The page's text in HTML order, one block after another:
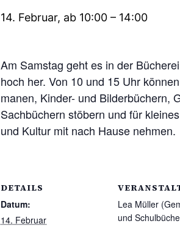
14. Februar, ab 10:00 – 14:00
Am Samstag geht es in der
hoch her. Von 10 und 15 Uhr
manen, Kinder- und Bilderbüchern,
Sachbüchern stöbern und für
und Kultur mit nach Hause nehmen.
DETAILS
Datum:
14. Februar
Lea Müller
und